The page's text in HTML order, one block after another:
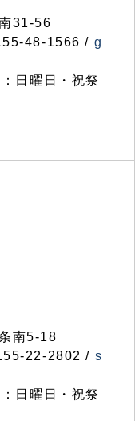
31-56
48-1566 / g
日曜日・祝祭
南5-18
22-2802 / s
日曜日・祝祭